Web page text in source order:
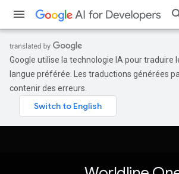
Google utilise la technologie IA pour traduire
langue préférée. Les traductions générées
contenir des erreurs.